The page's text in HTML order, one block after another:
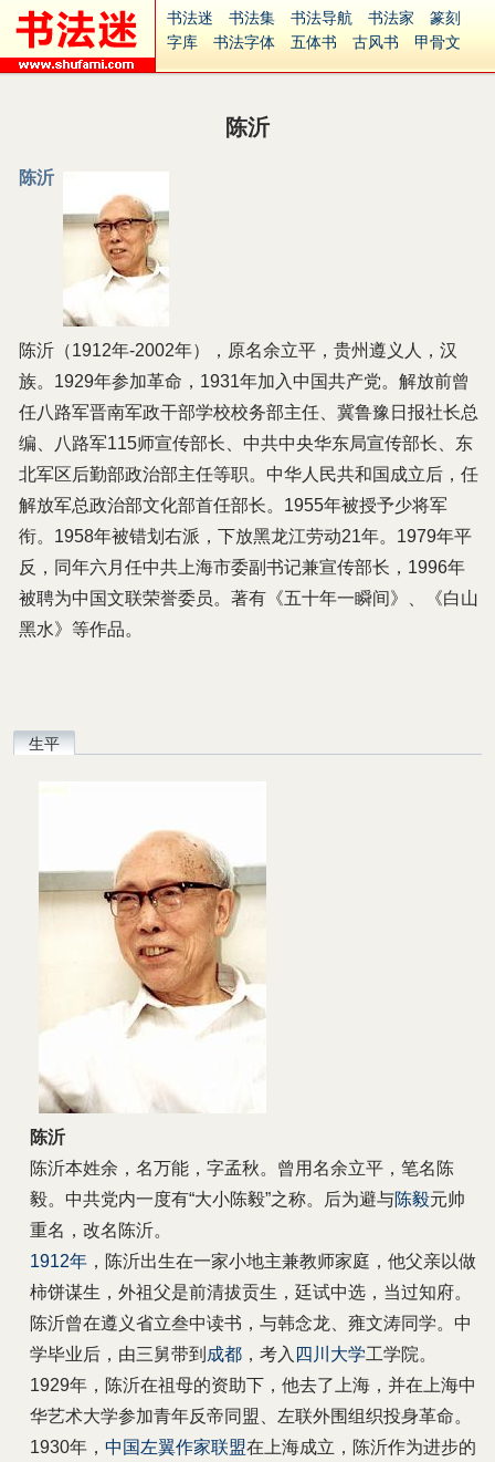
书法迷 书法集 书法导航 书法家
篆刻
字库
书法字体 五体书 古风书
甲骨文
字形 大字
中医 象棋
Ai矢量
陈沂
陈沂
陈沂（1912年-2002年），原名余立平，贵州遵义人，汉
族。1929年参加革命，1931年加入中国共产党。解放前曾
任八路军晋南军政干部学校校务部主任、冀鲁豫日报社长总
编、八路军115师宣传部长、中共中央华东局宣传部长、东
北军区后勤部政治部主任等职。中华人民共和国成立后，任
解放军总政治部文化部首任部长。1955年被授予少将军
衔。1958年被错划右派，下放黑龙江劳动21年。1979年平
反，同年六月任中共上海市委副书记兼宣传部长，1996年
被聘为中国文联荣誉委员。著有《五十年一瞬间》、《白山
黑水》等作品。
生平
陈沂
陈沂本姓余，名万能，字孟秋。曾用名余立平，笔名陈
毅。中共党内一度有“大小陈毅”之称。后为避与陈毅元帅
重名，改名陈沂。
1912年 ，陈沂出生在一家小地主兼教师家庭，他父亲以做
柿饼谋生，外祖父是前清拔贡生，廷试中选，当过知府。
陈沂曾在遵义省立叁中读书，与韩念龙、雍文涛同学。中
学毕业后，由三舅带到 成都 ，考入 四川大学工学院。
1929年，陈沂在祖母的资助下，他去了上海，并在上海中
华艺术大学参加青年反帝同盟、左联外围组织投身革命。
1930年， 中国左翼作家联盟在上海成立，陈沂作为进步的